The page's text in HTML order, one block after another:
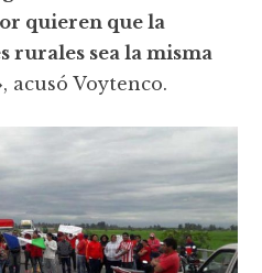
quieren que la
rurales sea la misma
, acusó Voytenco.